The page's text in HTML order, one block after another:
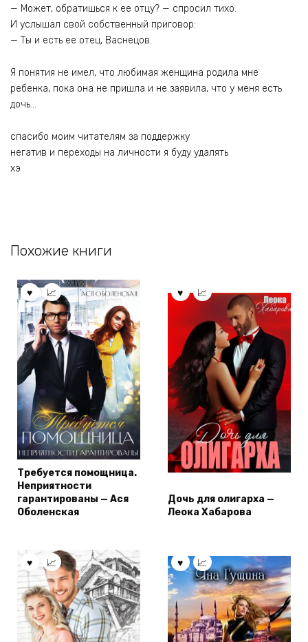
— Может, обратишься к ее отцу? — спросил тихо.
И услышал свой собственный приговор:
— Ты и есть ее отец, Васнецов.
Я понятия не имел, что любимая женщина родила мне
ребенка, пока она не пришла и не заявила, что у меня есть
дочь…
спасибо моим читателям за поддержку
негатив и переходы на личности я буду удалять
хэ
Похожие книги
Требуется помощница.
Неприятности
гарантированы — Ася
Оболенская
Дочь для олигарха —
Леока Хабарова